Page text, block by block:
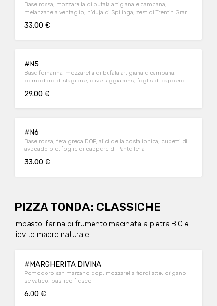
Base rossa, mozzarella di bufala artigianale campana,
melanzane a ventaglio, n'duja di Spilinga, zest di Trentin Grana
33.00 €
#N5
Base fornarina, mozzarella di bufala artigianale campana,
pomodoro di stagione, olive taggiasche, foglie di cappero di
29.00 €
#N6
Base rossa, feta greca DOP, alici della costa ionica, cubetti di
avocado bio, foglie di cappero di Pantelleria
33.00 €
PIZZA TONDA: CLASSICHE
Impasto: farina di frumento macinata a pietra BIO e
lievito madre naturale
#MARGHERITA DIVINA
Pomodoro san marzano dop, mozzarella fiordilatte, origano
selvatico, basilico fresco
6.00 €